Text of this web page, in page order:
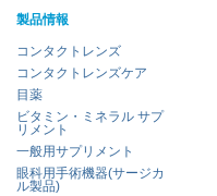
製品情報
コンタクトレンズ
コンタクトレンズケア
目薬
ビタミン・ミネラル サプ
リメント
一般用サプリメント
眼科用手術機器(サージカ
ル製品)